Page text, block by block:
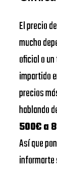
El precio
mucho
oficial o
impartido
precios
hablando
500€ a
Así que